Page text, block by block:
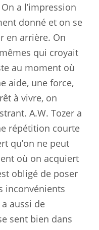
a l’impression
donné et on se
en arrière. On
qui croyait
au moment où
aide, une force,
à vivre, on
A.W. Tozer a
répétition courte
qu’on ne peut
où on acquiert
obligé de poser
inconvénients
aussi de
sent bien dans